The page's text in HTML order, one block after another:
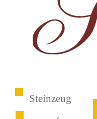
Steinzeug